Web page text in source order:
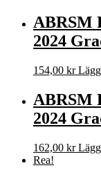
ABRSM
2024
154,00 kr
ABRSM
2024
162,00 kr
Rea!